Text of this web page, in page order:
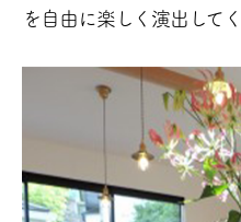
を自由に楽しく演出して